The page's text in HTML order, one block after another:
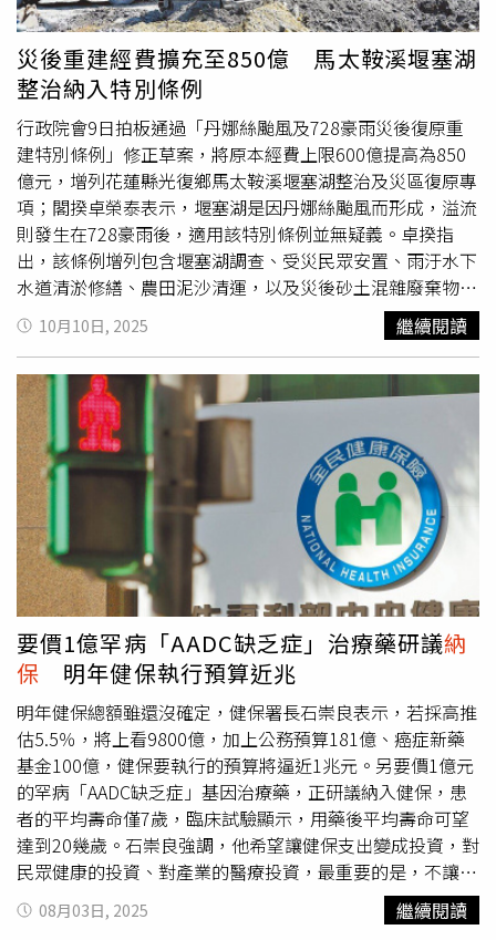
4時。張姓志工說，稍早在活動中心的時候，有一個年輕志
工就昏倒送醫，過程後續療養狀況其實上需要支援，因為到
災區熱情付出，可是不知道擔負的危險性，政府可以提供納
保服務很好，雖然來這邊只是短暫的1天、2天，但有保障對
志工來說是很好的幫助。消防局今中午也接獲報案，光復鄉
佛祖街災區有一男子腳部遭異物卡在水溝，動彈不得，情況
危急，消防局光復分隊與救護車前往搶救，現場使用破壞工
具及液壓撐開器具，才將男子脫困，據悉男子是到災區協助
水溝清淤志工。幸無大礙。今天國慶連續假期，仍有大量志
工用入光復災區，根據台鐵公司資料，統計到下午2時，光
復站進出站人次，進站863人，出站14021人，合計14884
人。
災後重建經費擴充至850億 馬太鞍溪堰塞湖
整治納入特別條例
行政院會9日拍板通過「丹娜絲颱風及728豪雨災後復原重
建特別條例」修正草案，將原本經費上限600億提高為850
億元，增列花蓮縣光復鄉馬太鞍溪堰塞湖整治及災區復原專
項；閣揆卓榮泰表示，堰塞湖是因丹娜絲颱風而形成，溢流
則發生在728豪雨後，適用該特別條例並無疑義。卓揆指
出，該條例增列包含堰塞湖調查、受災民眾安置、雨汙水下
水道清淤修繕、農田泥沙清運，以及災後砂土混雜廢棄物分
類去化等，經費上限提高250億元；其中，堰塞湖相關復原
重建工作施行至2030年12月31日。此外，卓榮泰強調，政
府應從中汲取教訓，強化減災措施與防災整備訓練，他請政
院祕書長張惇涵及政委們針對中央與地方各自主責及共同合
作項目，建立更強化、更完整的標準作業程序，形成更佳的
團隊合作模式。為釐清堰塞湖現況，林保署已2次派員實地
踏勘。林保署昨指出，根據近期觀測與模型分析顯示，目前
整體壩體結構發生全面性破壞的可能性低，然而溢流河道兩
側邊坡由於坡度高陡、地質鬆軟，萬一遭遇豪大雨或地震，
很有可能再發生局部崩滑。另外，中央災害應變中心前進協
調所總協調官季連成9日指出，衛福部確保災區志工搶災安
全，已擬定保險方案，所有經徵募、徵調的專業志工，如重
機具業者、水電業者只要抵達災區都會由中央幫忙保險。衛
福部主祕劉玉娟補充說明，屆時會架設保險資料登錄網站，
提供QR Code讓各部徵調志工時掃碼填寫，最快今天起開始
投保。最高保額100萬元， 納保對象為接受中央各部會徵調
投入搶災的專業志工、接受分流調派的「鏟子超人」，保費
由賑災基金會支應。
10月10日, 2025 繼續閱讀
要價1億罕病「AADC缺乏症」治療藥研議納
保 明年健保執行預算近兆
明年健保總額雖還沒確定，健保署長石崇良表示，若採高推
估5.5％，將上看9800億，加上公務預算181億、癌症新藥
基金100億，健保要執行的預算將逼近1兆元。另要價1億元
的罕病「AADC缺乏症」基因治療藥，正研議納入健保，患
者的平均壽命僅7歲，臨床試驗顯示，用藥後平均壽命可望
達到20幾歲。石崇良強調，他希望讓健保支出變成投資，對
民眾健康的投資、對產業的醫療投資，最重要的是，不讓國
際新藥不選擇台灣，能有更多的臨床試驗在台進行，讓病患
及早用藥。對於新藥納健保，台大醫院2012年執行了首例
08月03日, 2025 繼續閱讀